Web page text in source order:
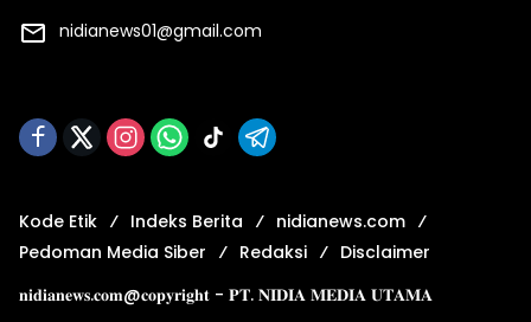
nidianews01@gmail.com
Kode Etik Indeks Berita
nidianews.com
Pedoman Media Siber
Redaksi
Disclaimer
𝐧𝐢𝐝𝐢𝐚𝐧𝐞𝐰𝐬.𝐜𝐨𝐦@𝐜𝐨𝐩𝐲𝐫𝐢𝐠𝐡𝐭 - 𝐏𝐓. 𝐍𝐈𝐃𝐈𝐀 𝐌𝐄𝐃𝐈𝐀 𝐔𝐓𝐀𝐌𝐀